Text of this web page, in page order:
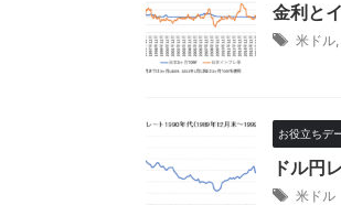
金利と
米ドル,
お役立ちデ
ドル円
米ドル